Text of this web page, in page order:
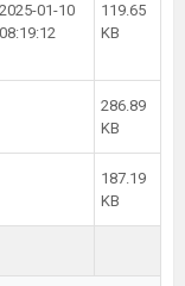
2025-01-10
08:19:12
119.65
KB
286.89
KB
187.19
KB